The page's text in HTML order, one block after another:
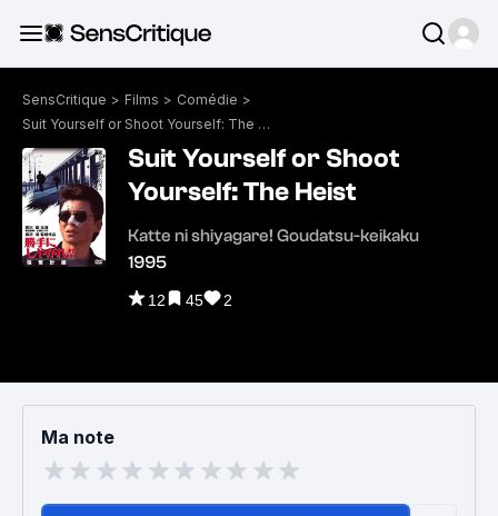
SensCritique > Films > Comédie >
Suit Yourself or Shoot Yourself: The Heist
Suit Yourself or Shoot
Yourself: The Heist
Katte ni shiyagare! Goudatsu-keikaku
1995
12 45 2
Ma note